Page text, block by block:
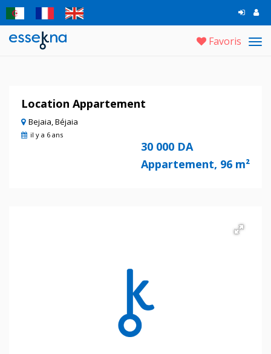
Favoris
Location Appartement
Bejaia, Béjaia
il y a 6 ans
30 000 DA
Appartement, 96 m²